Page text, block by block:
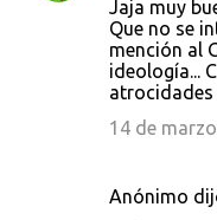
Jaja muy
Que no se
mención al
ideología...
atrocidades
14 de
Anónimo